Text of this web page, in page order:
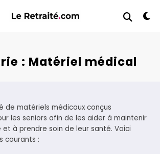
: Matériel médical
de matériels médicaux conçus
les seniors afin de les aider à maintenir
à prendre soin de leur santé. Voici
courants :